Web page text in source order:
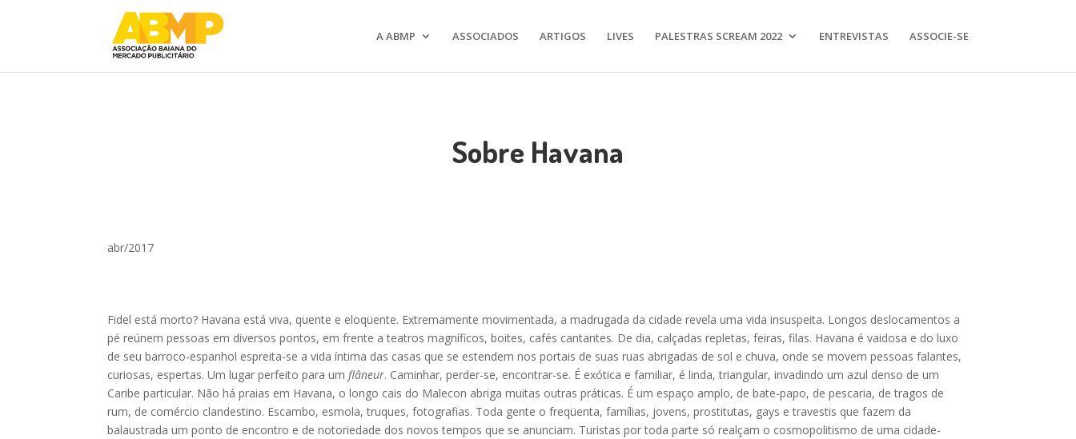
A ABMP ASSOCIADOS ARTIGOS LIVES PALESTRAS SCREAM 2022 ENTREVISTAS ASSOCIE-SE
Sobre Havana
abr/2017
Fidel está morto? Havana está viva, quente e eloqüente. Extremamente movimentada, a madrugada da cidade revela uma vida insuspeita. Longos deslocamentos a
pé reúnem pessoas em diversos pontos, em frente a teatros magníficos, boites, cafés cantantes. De dia, calçadas repletas, feiras, filas. Havana é vaidosa e do luxo
de seu barroco-espanhol espreita-se a vida íntima das casas que se estendem nos portais de suas ruas abrigadas de sol e chuva, onde se movem pessoas falantes,
curiosas, espertas. Um lugar perfeito para umflâneur. Caminhar, perder-se, encontrar-se. É exótica e familiar, é linda, triangular, invadindo um azul denso de um
Caribe particular. Não há praias em Havana, o longo cais do Malecon abriga muitas outras práticas. É um espaço amplo, de bate-papo, de pescaria, de tragos de
rum, de comércio clandestino. Escambo, esmola, truques, fotografias. Toda gente o freqüenta, famílias, jovens, prostitutas, gays e travestis que fazem da
balaustrada um ponto de encontro e de notoriedade dos novos tempos que se anunciam. Turistas por toda parte só realçam o cosmopolitismo de uma cidade-